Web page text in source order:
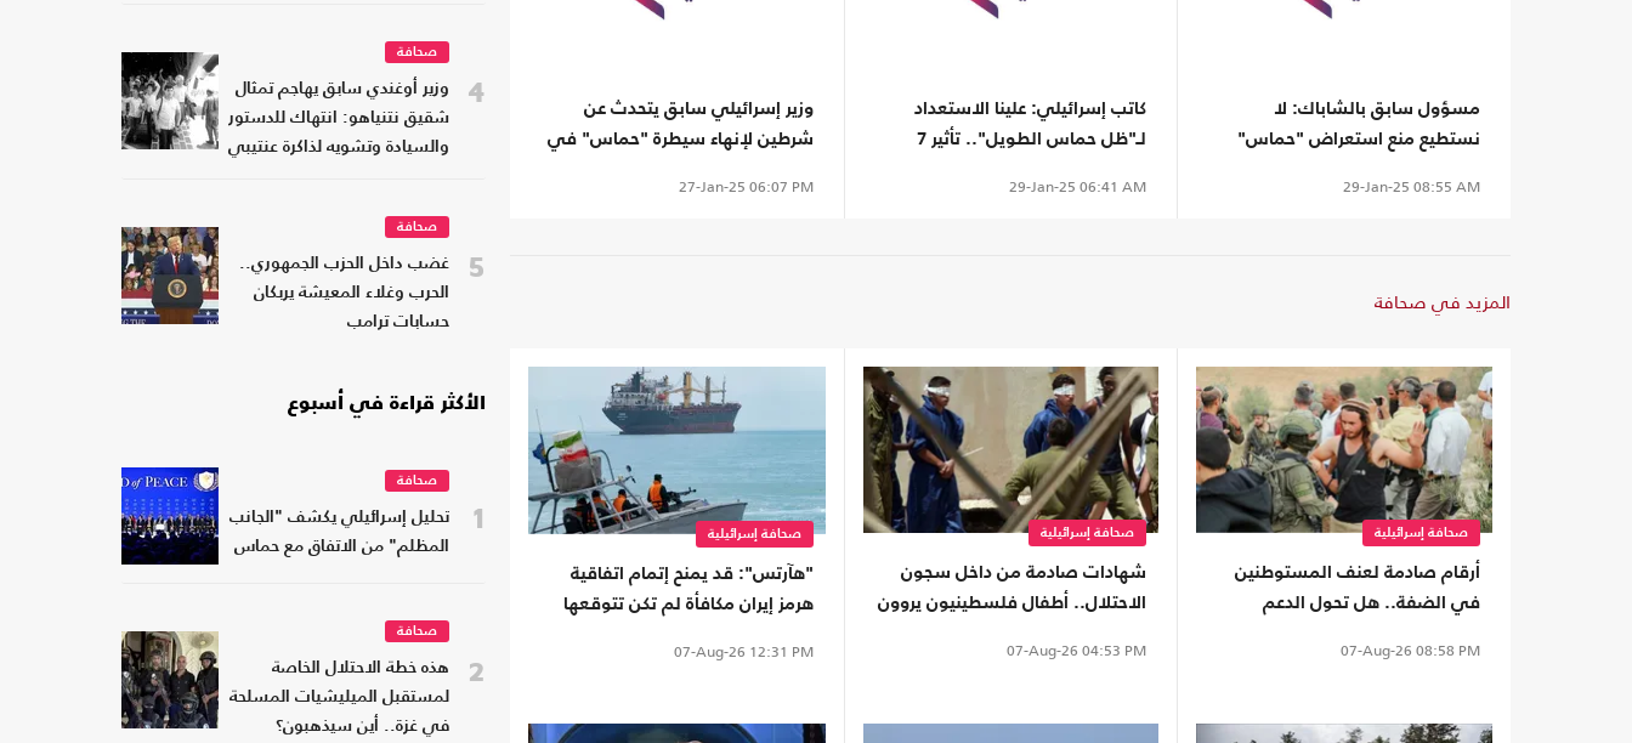
مسؤول سابق بالشاباك: لا
نستطيع منع استعراض "حماس"
29-Jan-25 08:55 AM
كاتب إسرائيلي: علينا الاستعداد
لـ"ظل حماس الطويل".. تأثير 7
29-Jan-25 06:41 AM
وزير إسرائيلي سابق يتحدث عن
شرطين لإنهاء سيطرة "حماس" في
27-Jan-25 06:07 PM
المزيد في صحافة
صحافة إسرائيلية
أرقام صادمة لعنف المستوطنين
في الضفة.. هل تحول الدعم
07-Aug-26 08:58 PM
صحافة إسرائيلية
شهادات صادمة من داخل سجون
الاحتلال.. أطفال فلسطينيون يروون
07-Aug-26 04:53 PM
صحافة إسرائيلية
"هآرتس": قد يمنح إتمام اتفاقية
هرمز إيران مكافأة لم تكن تتوقعها
07-Aug-26 12:31 PM
4
صحافة
وزير أوغندي سابق يهاجم تمثال
شقيق نتنياهو: انتهاك للدستور
والسيادة وتشويه لذاكرة عنتيبي
5
صحافة
غضب داخل الحزب الجمهوري..
الحرب وغلاء المعيشة يربكان
حسابات ترامب
الأكثر قراءة في أسبوع
1
صحافة
تحليل إسرائيلي يكشف "الجانب
المظلم" من الاتفاق مع حماس
2
صحافة
هذه خطة الاحتلال الخاصة
لمستقبل الميليشيات المسلحة
في غزة.. أين سيذهبون؟